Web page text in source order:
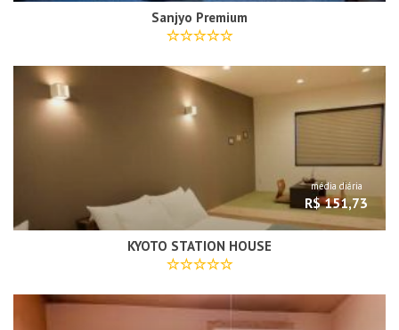
Sanjyo Premium
média diária
R$ 151,73
KYOTO STATION HOUSE